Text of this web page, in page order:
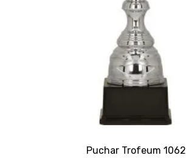
Puchar Trofeum 1062